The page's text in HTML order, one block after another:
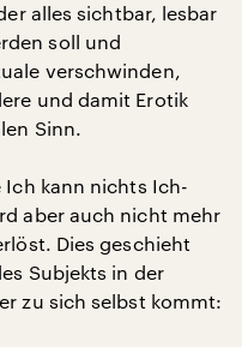
alles sichtbar, lesbar
soll und
verschwinden,
und damit Erotik
Sinn.
Ich kann nichts Ich-
aber auch nicht mehr
Dies geschieht
Subjekts in der
zu sich selbst kommt: